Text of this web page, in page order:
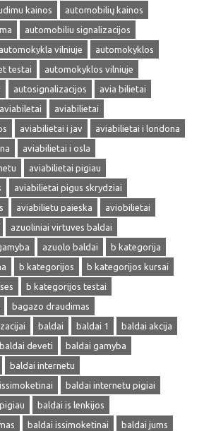
kainos
automobilių kainos
automobiliu signalizacijos
automokykla vilniuje
automokyklos
testai
automokyklos vilniuje
autosignalizacijos
avia bilietai
aviabiletai
aviabilietai
aviabilietai i jav
aviabilietai i londona
aviabilietai i osla
aviabilietai pigiau
aviabilietai pigus skrydziai
aviabilietu paieska
aviobilietai
azuoliniai virtuves baldai
azuolo baldai
b kategorija
b kategorijos
b kategorijos kursai
b kategorijos testai
bagazo draudimas
baldai baldai 1
baldai akcija
baldai deveti
baldai gamyba
baldai internetu
baldai internetu pigiai
baldai is lenkijos
baldai issimoketinai
baldai jums